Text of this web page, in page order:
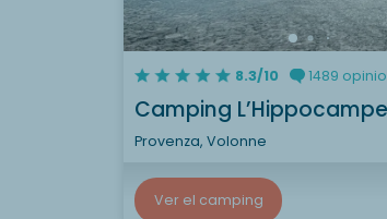
8.3/10 1489
Camping L’Hippocampe
Provenza, Volonne
Ver el camping